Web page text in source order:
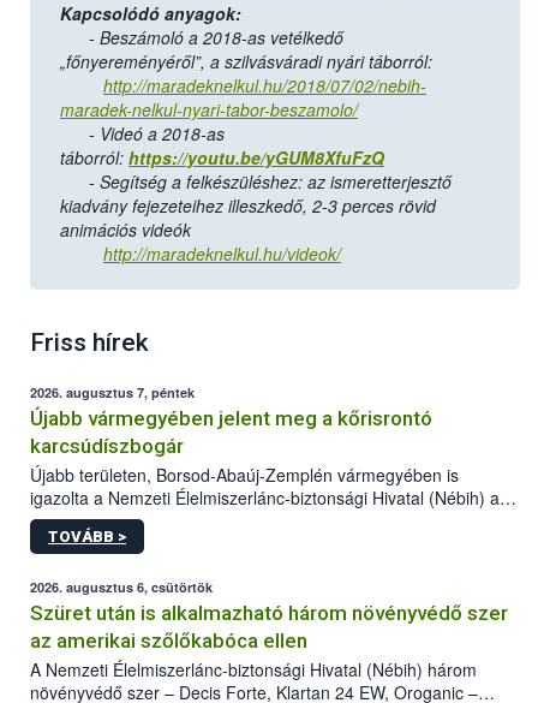
Kapcsolódó anyagok:
- Beszámoló a 2018-as vetélkedő
„főnyereményéről”, a szilvásváradi nyári táborról:
http://maradeknelkul.hu/2018/07/02/nebih-
maradek-nelkul-nyari-tabor-beszamolo/
- Videó a 2018-as
táborról: https://youtu.be/yGUM8XfuFzQ
- Segítség a felkészüléshez: az ismeretterjesztő
kiadvány fejezeteihez illeszkedő, 2-3 perces rövid
animációs videók
http://maradeknelkul.hu/videok/
Friss hírek
2026. augusztus 7, péntek
Újabb vármegyében jelent meg a kőrisrontó
karcsúdíszbogár
Újabb területen, Borsod-Abaúj-Zemplén vármegyében is
igazolta a Nemzeti Élelmiszerlánc-biztonsági Hivatal (Nébih) a
kőrisrontó karcsúdíszbogár (Agrilus planipennis) jelenlétét. A
kártevőt nem csak színcsapdában találták meg, de már fertőzött
az intenzív felderítést, emellett az intézkedéseket a szlovák
hatósággal is összehangolják a terjedés megállítása érdekében.
TOVÁBB >
2026. augusztus 6, csütörtök
Szüret után is alkalmazható három növényvédő szer
az amerikai szőlőkabóca ellen
A Nemzeti Élelmiszerlánc-biztonsági Hivatal (Nébih) három
növényvédő szer – Decis Forte, Klartan 24 EW, Oroganic –